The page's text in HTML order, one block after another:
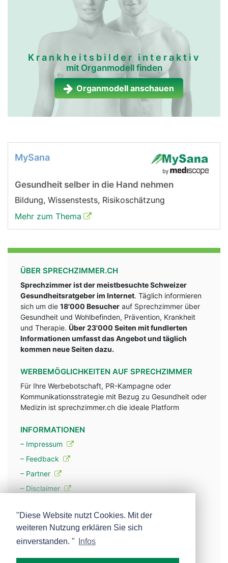
Krankheitsbilder interaktiv
mit Organmodell finden
Organmodell anschauen
MySana
Gesundheit selber in die Hand nehmen
Bildung, Wissenstests, Risikoschätzung
Mehr zum Thema
ÜBER SPRECHZIMMER.CH
Sprechzimmer ist der meistbesuchte Schweizer
Gesundheitsratgeber im Internet. Täglich informieren
sich um die 18'000 Besucher auf Sprechzimmer über
Gesundheit und Wohlbefinden, Prävention, Krankheit
und Therapie. Über 23'000 Seiten mit fundlerten
Informationen umfasst das Angebot und täglich
kommen neue Seiten dazu.
WERBEMÖGLICHKEITEN AUF SPRECHZIMMER
Für Ihre Werbebotschaft, PR-Kampagne oder
Kommunikationsstrategie mit Bezug zu Gesundheit oder
Medizin ist sprechzimmer.ch die ideale Platform
INFORMATIONEN
– Impressum
– Feedback
– Partner
– Disclaimer
– Werbung
– Mehr über unsere Experten
"Diese Website nutzt Cookies. Mit der
weiteren Nutzung erklären Sie sich
einverstanden. "
Infos